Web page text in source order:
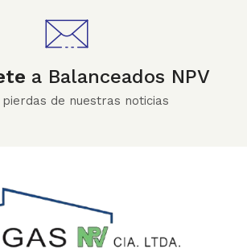
a Balanceados NPV
de nuestras noticias